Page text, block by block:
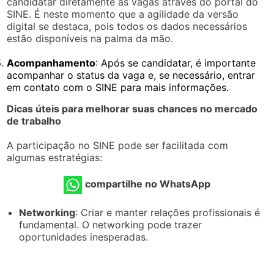
SINE. É neste momento que a agilidade da versão
digital se destaca, pois todos os dados necessários
estão disponíveis na palma da mão.
Acompanhamento: Após se candidatar, é importante
acompanhar o status da vaga e, se necessário, entrar
em contato com o SINE para mais informações.
Dicas úteis para melhorar suas chances no mercado
de trabalho
A participação no SINE pode ser facilitada com
algumas estratégias:
compartilhe no WhatsApp
Networking: Criar e manter relações profissionais é
fundamental. O networking pode trazer
oportunidades inesperadas.